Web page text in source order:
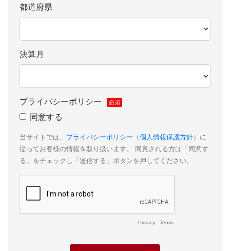
都道府県
決算月
プライバシーポリシー
同意する
当サイトでは、 プライバシーポリシー（個人情報保護方針） に
従ってお客様の情報を取り扱います。 同意される方は「同意す
る」をチェックし「送信する」ボタンを押してください。
Privacy - Terms